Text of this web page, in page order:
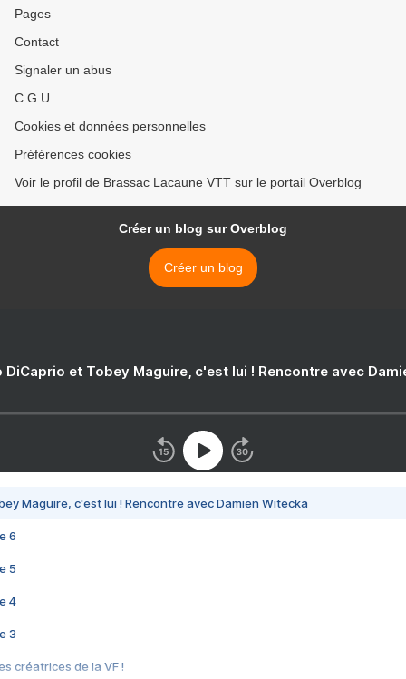
Pages
Contact
Signaler un abus
C.G.U.
Cookies et données personnelles
Préférences cookies
Voir le profil de Brassac Lacaune VTT sur le portail Overblog
Créer un blog sur Overblog
Créer un blog
DiCaprio et Tobey Maguire, c'est lui ! Rencontre avec
Maguire, c'est lui ! Rencontre avec Damien Witecka
6
5
4
3
créatrices de la VF !